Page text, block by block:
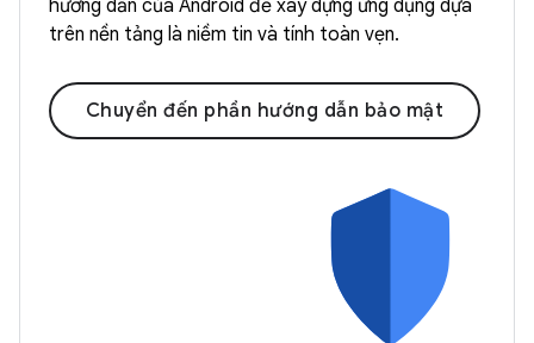
hướng dẫn của Android để xây dựng ứng dụng dựa
trên nền tảng là niềm tin và tính toàn vẹn.
Chuyển đến phần hướng dẫn bảo mật